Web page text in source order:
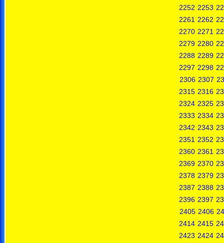
2252 2253
2261 2262
2270 2271
2279 2280
2288 2289
2297 2298
2306 2307
2315 2316
2324 2325
2333 2334
2342 2343
2351 2352
2360 2361
2369 2370
2378 2379
2387 2388
2396 2397
2405 2406
2414 2415
2423 2424